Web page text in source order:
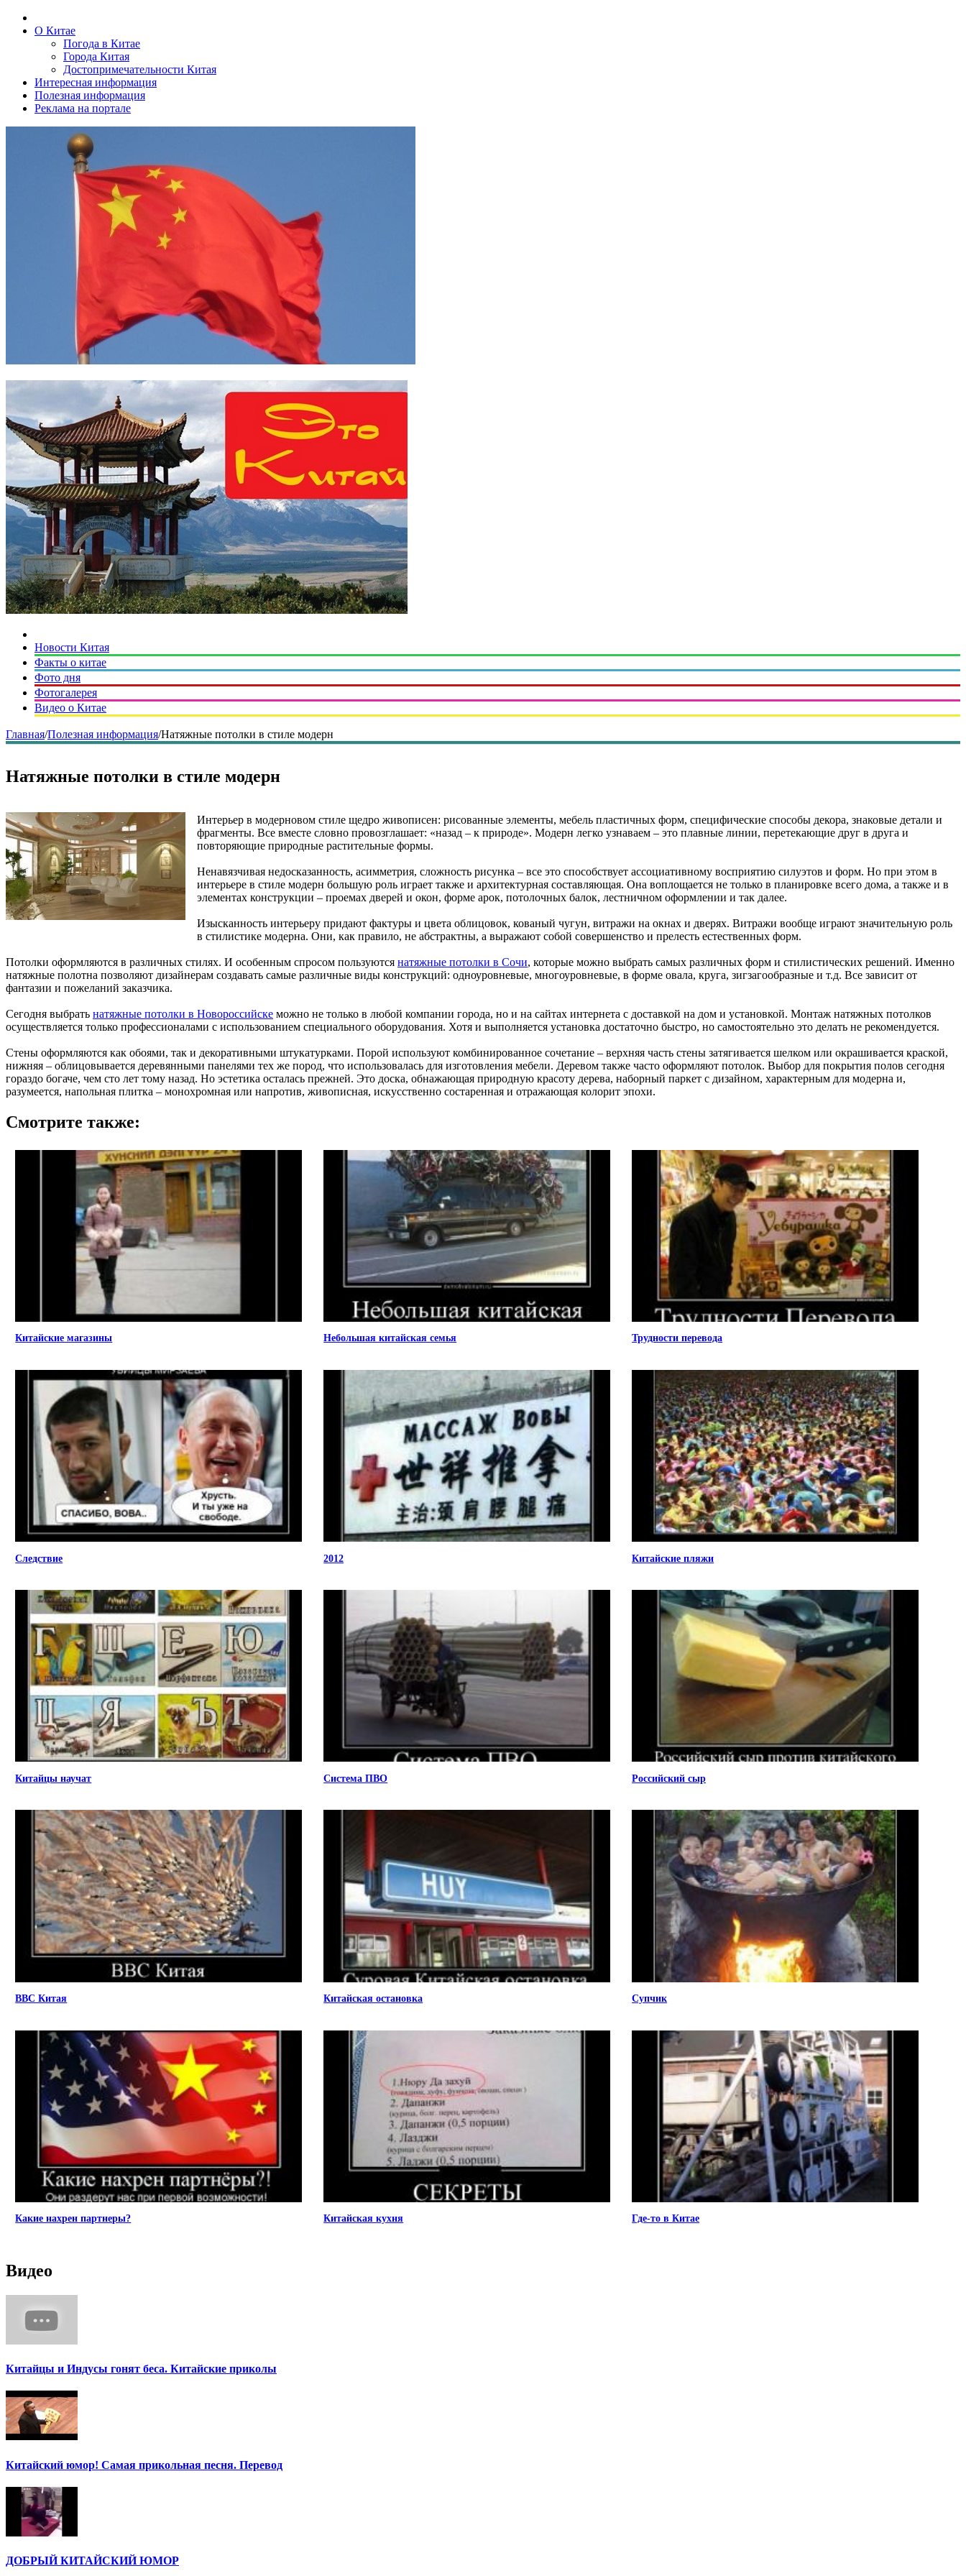
О Китае
Погода в Китае
Города Китая
Достопримечательности Китая
Интересная информация
Полезная информация
Реклама на портале
Новости Китая
Факты о китае
Фото дня
Фотогалерея
Видео о Китае
Главная/Полезная информация/Натяжные потолки в стиле модерн
Натяжные потолки в стиле модерн
Интерьер в модерновом стиле щедро живописен: рисованные элементы, мебель пластичных форм, специфические способы декора, знаковые детали и
фрагменты. Все вместе словно провозглашает: «назад – к природе». Модерн легко узнаваем – это плавные линии, перетекающие друг в друга и
повторяющие природные растительные формы.
Ненавязчивая недосказанность, асимметрия, сложность рисунка – все это способствует ассоциативному восприятию силуэтов и форм. Но при этом в
интерьере в стиле модерн большую роль играет также и архитектурная составляющая. Она воплощается не только в планировке всего дома, а также и в
элементах конструкции – проемах дверей и окон, форме арок, потолочных балок, лестничном оформлении и так далее.
Изысканность интерьеру придают фактуры и цвета облицовок, кованый чугун, витражи на окнах и дверях. Витражи вообще играют значительную роль
в стилистике модерна. Они, как правило, не абстрактны, а выражают собой совершенство и прелесть естественных форм.
Потолки оформляются в различных стилях. И особенным спросом пользуются натяжные потолки в Сочи, которые можно выбрать самых различных форм и стилистических решений. Именно
натяжные полотна позволяют дизайнерам создавать самые различные виды конструкций: одноуровневые, многоуровневые, в форме овала, круга, зигзагообразные и т.д. Все зависит от
фантазии и пожеланий заказчика.
Сегодня выбрать натяжные потолки в Новороссийске можно не только в любой компании города, но и на сайтах интернета с доставкой на дом и установкой. Монтаж натяжных потолков
осуществляется только профессионалами с использованием специального оборудования. Хотя и выполняется установка достаточно быстро, но самостоятельно это делать не рекомендуется.
Стены оформляются как обоями, так и декоративными штукатурками. Порой используют комбинированное сочетание – верхняя часть стены затягивается шелком или окрашивается краской,
нижняя – облицовывается деревянными панелями тех же пород, что использовалась для изготовления мебели. Деревом также часто оформляют потолок. Выбор для покрытия полов сегодня
гораздо богаче, чем сто лет тому назад. Но эстетика осталась прежней. Это доска, обнажающая природную красоту дерева, наборный паркет с дизайном, характерным для модерна и,
разумеется, напольная плитка – монохромная или напротив, живописная, искусственно состаренная и отражающая колорит эпохи.
Смотрите также:
Китайские магазины Небольшая китайская семья Трудности перевода
Следствие 2012 Китайские пляжи
Китайцы научат Система ПВО Российский сыр
ВВС Китая Китайская остановка Супчик
Какие нахрен партнеры? Китайская кухня Где-то в Китае
Видео
Китайцы и Индусы гонят беса. Китайские приколы
Китайский юмор! Самая прикольная песня. Перевод
ДОБРЫЙ КИТАЙСКИЙ ЮМОР